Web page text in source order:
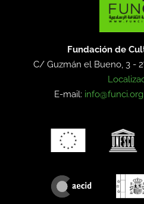
Fundación de
C/ Guzmán el Bueno, 3 -
E-mail: info@funci.org